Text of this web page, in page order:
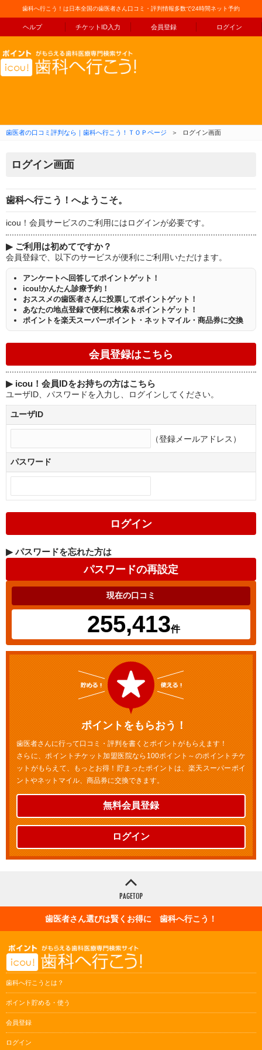
歯科へ行こう！は日本全国の歯医者さん口コミ・評判情報多数で24時間ネット予約
ヘルプ チケットID入力 会員登録 ログイン
コンテンツへ移動
歯医者の口コミ評判なら｜歯科へ行こう！ＴＯＰページ ＞ ログイン画面
ログイン画面
歯科へ行こう！へようこそ。
icou！会員サービスのご利用にはログインが必要です。
▶ ご利用は初めてですか？
会員登録で、以下のサービスが便利にご利用いただけます。
アンケートへ回答してポイントゲット！
icou!かんたん診療予約！
おススメの歯医者さんに投票してポイントゲット！
あなたの地点登録で便利に検索＆ポイントゲット！
ポイントを楽天スーパーポイント・ネットマイル・商品券に交換
▶ icou！会員IDをお持ちの方はこちら
ユーザID、パスワードを入力し、ログインしてください。
ユーザID
（登録メールアドレス）
パスワード
▶ パスワードを忘れた方は
現在の口コミ
255,413件
ポイントをもらおう！
歯医者さんに行って口コミ・評判を書くとポイントがもらえます！
さらに、ポイントチケット加盟医院なら100ポイント～のポイントチケ
ットがもらえて、もっとお得！貯まったポイントは、楽天スーパーポイ
ントやネットマイル、商品券に交換できます。
無料会員登録
ログイン
歯医者さん選びは賢くお得に 歯科へ行こう！
歯科へ行こうとは？
ポイント貯める・使う
会員登録
ログイン